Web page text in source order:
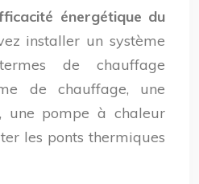
énergétique du
installer un système
de chauffage
de chauffage, une
une pompe à chaleur
les ponts thermiques